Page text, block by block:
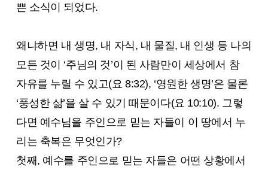
쁜 소식이 되었다.
왜냐하면 내 생명, 내 자식, 내 물질, 내 인생 등 나의
모든 것이 ‘주님의 것’이 된 사람만이 세상에서 참
자유를 누릴 수 있고(요 8:32), ‘영원한 생명’은 물론
‘풍성한 삶’을 살 수 있기 때문이다(요 10:10). 그렇
다면 예수님을 주인으로 믿는 자들이 이 땅에서 누
리는 축복은 무엇인가?
첫째, 예수를 주인으로 믿는 자들은 어떤 상황에서